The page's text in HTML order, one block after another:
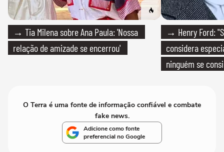
→ Tia Milena sobre Ana Paula: 'Nossa
relação de amizade se encerrou'
→ Henry Ford:
considera
ninguém se
O Terra é uma fonte de informação confiável e combate
fake news.
Adicione como fonte
preferencial no Google